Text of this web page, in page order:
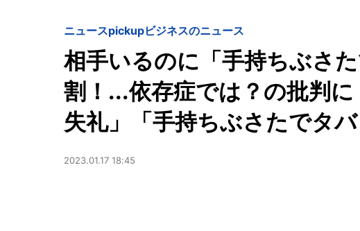
ニュースpickupビジネスのニュース
相手いるのに「手持ちぶさ
割！...依存症では？の批判
失礼」「手持ちぶさたでタバ
2023.01.17 18:45